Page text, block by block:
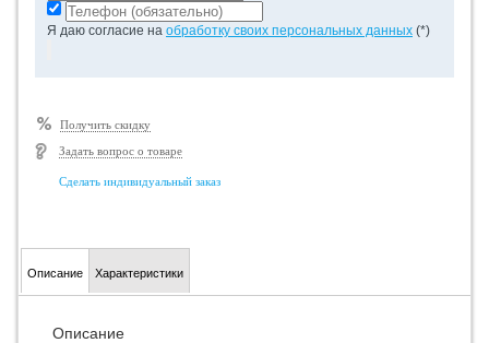
Я даю согласие на обработку своих персональных данных (*)
Получить скидку
Задать вопрос о товаре
Сделать индивидуальный заказ
Описание Характеристики
Описание